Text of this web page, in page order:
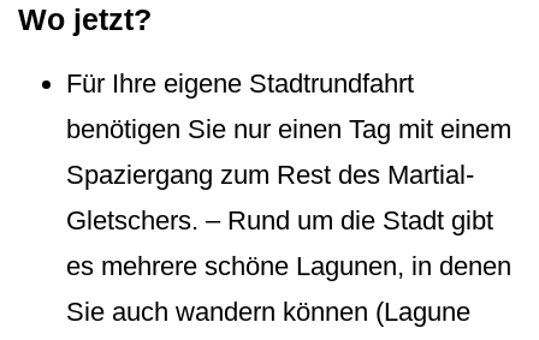
Wo jetzt?
Für Ihre eigene Stadtrundfahrt
benötigen Sie nur einen Tag mit einem
Spaziergang zum Rest des Martial-
Gletschers. – Rund um die Stadt gibt
es mehrere schöne Lagunen, in denen
Sie auch wandern können (Lagune